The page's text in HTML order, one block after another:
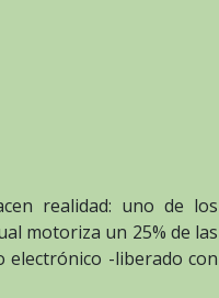
realidad: uno de los
motoriza un 25% de las
electrónico -liberado con